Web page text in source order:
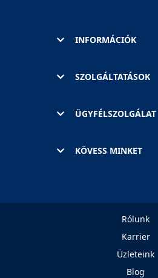
INFORMÁCIÓK
SZOLGÁLTATÁSOK
ÜGYFÉLSZOLGÁLAT
KÖVESS MINKET
Rólunk
Karrier
Üzleteink
Blog